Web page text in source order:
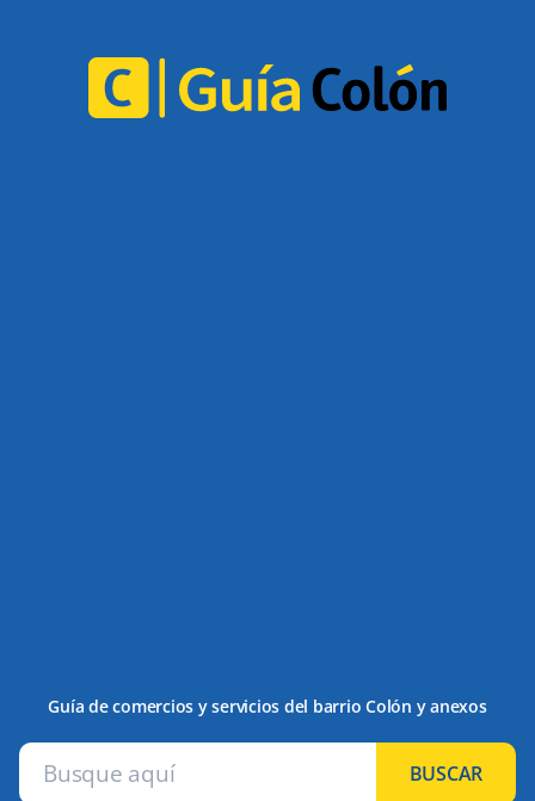
Guía de comercios y servicios del barrio Colón y anexos
BUSCAR